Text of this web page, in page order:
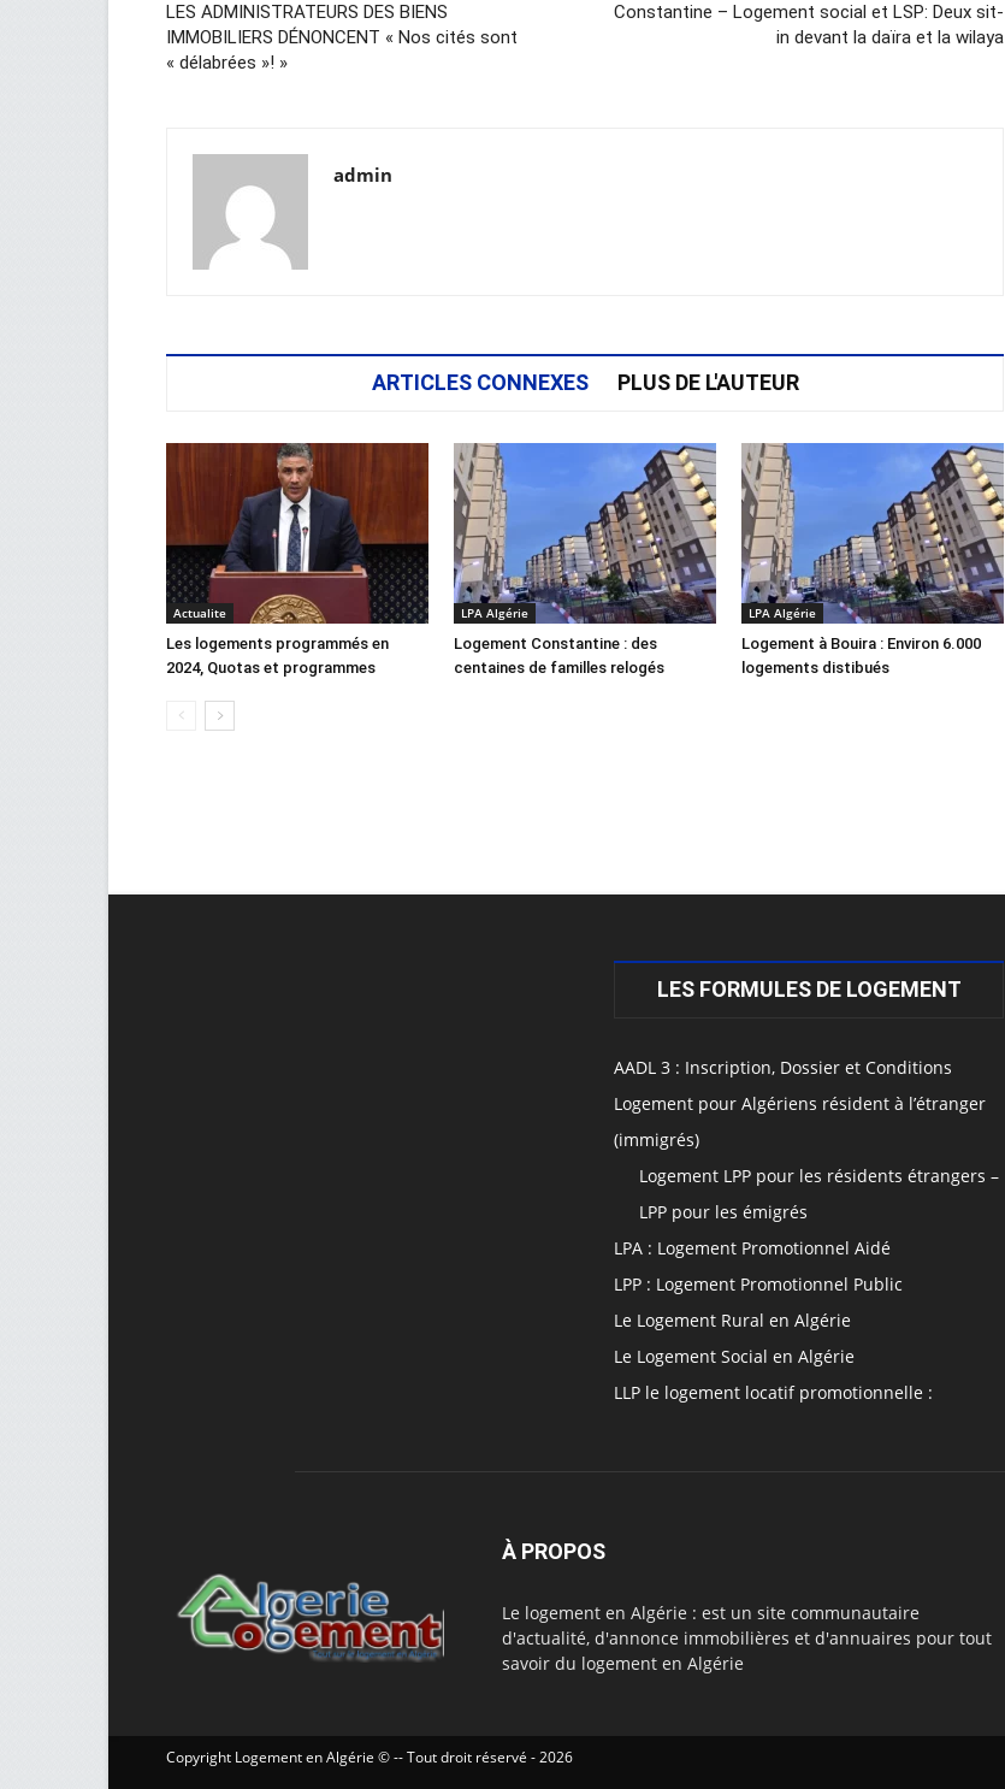
LES ADMINISTRATEURS DES BIENS
IMMOBILIERS DÉNONCENT « Nos cités sont
« délabrées »! »
Constantine – Logement social et LSP: Deux sit-
in devant la daïra et la wilaya
admin
ARTICLES CONNEXES PLUS DE L'AUTEUR
Actualite
Les logements programmés en
2024, Quotas et programmes
LPA Algérie
Logement Constantine : des
centaines de familles relogés
LPA Algérie
Logement à Bouira : Environ 6.000
logements distibués
LES FORMULES DE LOGEMENT
AADL 3 : Inscription, Dossier et Conditions
Logement pour Algériens résident à l’étranger
(immigrés)
Logement LPP pour les résidents étrangers –
LPP pour les émigrés
LPA : Logement Promotionnel Aidé
LPP : Logement Promotionnel Public
Le Logement Rural en Algérie
Le Logement Social en Algérie
LLP le logement locatif promotionnelle :
À PROPOS
Le logement en Algérie : est un site communautaire
d'actualité, d'annonce immobilières et d'annuaires pour tout
savoir du logement en Algérie
Copyright Logement en Algérie © -- Tout droit réservé - 2026